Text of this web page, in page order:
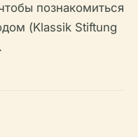
познакомиться
(Klassik Stiftung